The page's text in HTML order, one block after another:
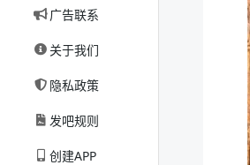
广告联系
关于我们
隐私政策
发吧规则
创建APP